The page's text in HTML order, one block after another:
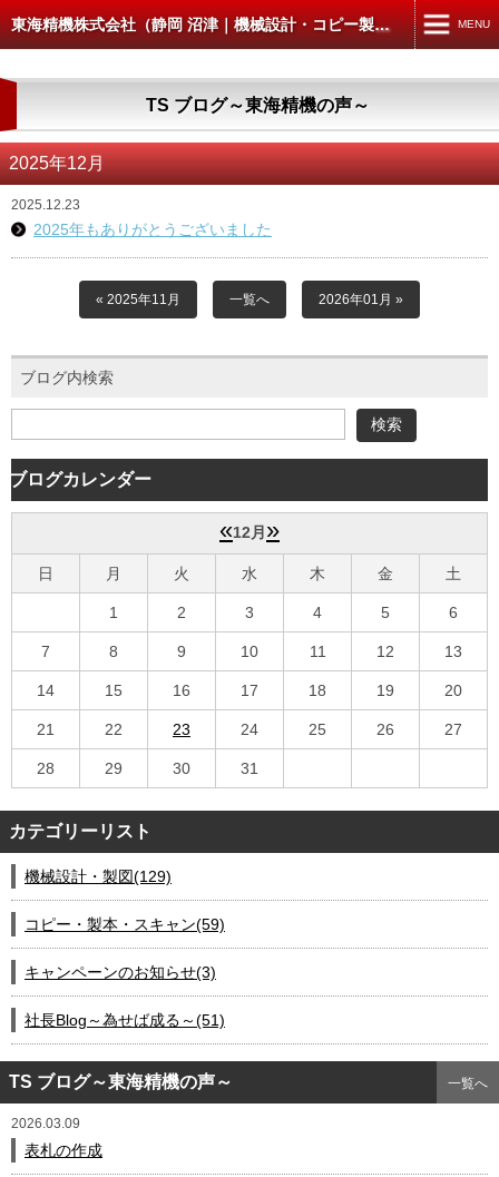
東海精機株式会社（静岡 沼津｜機械設計・コピー製本スキャン） MENU
機械設計・製図
コピー・製本・スキャン
CAD入出力
4D-WORKS
会社案内
TS ブログ～東海精機の声～
2025年12月
2025.12.23
2025年もありがとうございました
« 2025年11月 一覧へ 2026年01月 »
ブログ内検索
ブログカレンダー
«12月 »
日 月 火 水 木 金 土
1 2 3 4 5 6
7 8 9 10 11 12 13
14 15 16 17 18 19 20
21 22 23 24 25 26 27
28 29 30 31
カテゴリーリスト
機械設計・製図(129)
コピー・製本・スキャン(59)
キャンペーンのお知らせ(3)
社長Blog～為せば成る～(51)
TS ブログ～東海精機の声～ 一覧へ
2026.03.09
表札の作成